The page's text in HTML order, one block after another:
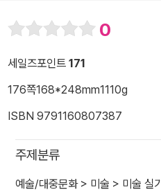
0
세일즈포인트 171
176쪽168*248mm1110g
ISBN 9791160807387
주제분류
예술/대중문화> 미술 > 미술 실기